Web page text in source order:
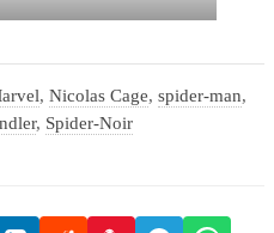
,Nicolas Cage,spider-man,
, Spider-Noir